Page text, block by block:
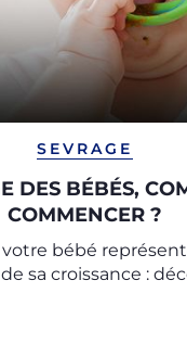
SEVRAGE
DES BÉBÉS,
COMMENCER ?
votre bébé
sa croissance :